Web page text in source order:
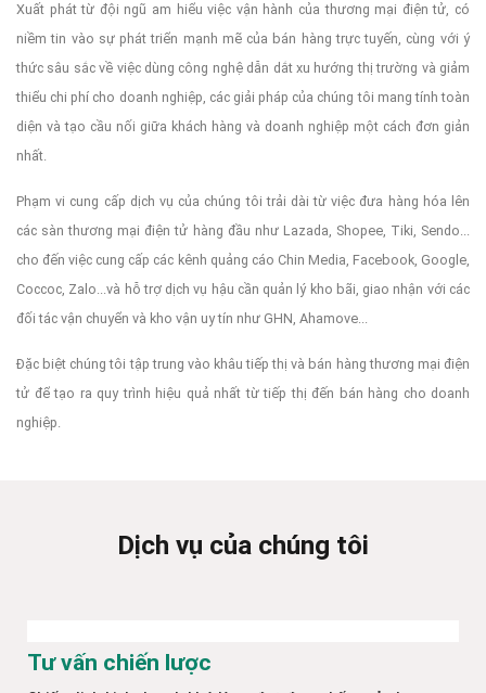
Xuất phát từ đội ngũ am hiểu việc vận hành của thương mại điện tử, có
niềm tin vào sự phát triển mạnh mẽ của bán hàng trực tuyến, cùng với ý
thức sâu sắc về việc dùng công nghệ dẫn dắt xu hướng thị trường và giảm
thiểu chi phí cho doanh nghiệp, các giải pháp của chúng tôi mang tính toàn
diện và tạo cầu nối giữa khách hàng và doanh nghiệp một cách đơn giản
nhất.
Phạm vi cung cấp dịch vụ của chúng tôi trải dài từ việc đưa hàng hóa lên
các sàn thương mại điện tử hàng đầu như Lazada, Shopee, Tiki, Sendo...
cho đến việc cung cấp các kênh quảng cáo Chin Media, Facebook, Google,
Coccoc, Zalo...và hỗ trợ dịch vụ hậu cần quản lý kho bãi, giao nhận với các
đối tác vận chuyển và kho vận uy tín như GHN, Ahamove...
Đặc biệt chúng tôi tập trung vào khâu tiếp thị và bán hàng thương mại điện
tử để tạo ra quy trình hiệu quả nhất từ tiếp thị đến bán hàng cho doanh
nghiệp.
Dịch vụ của chúng tôi
Tư vấn chiến lược